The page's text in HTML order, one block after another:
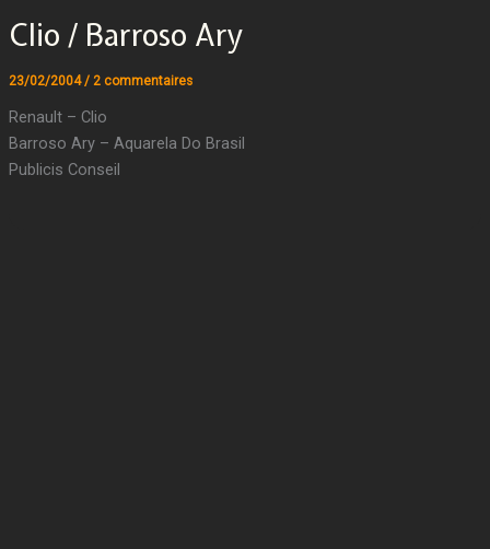
Clio / Barroso Ary
23/02/2004/ 2 commentaires
Renault – Clio
Barroso Ary – Aquarela Do Brasil
Publicis Conseil